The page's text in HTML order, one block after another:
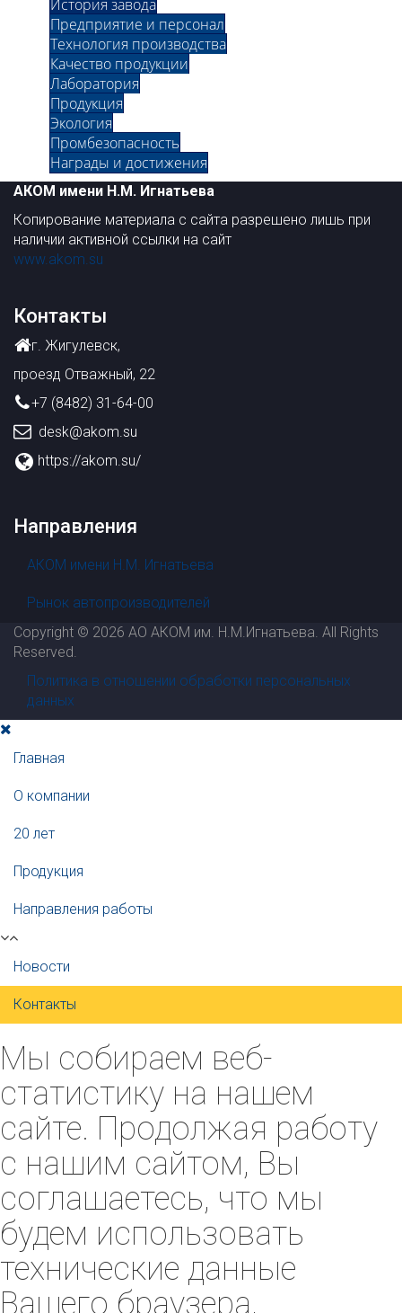
История завода
Предприятие и персонал
Технология производства
Качество продукции
Лаборатория
Продукция
Экология
Промбезопасность
Награды и достижения
АКОМ имени Н.М. Игнатьева
Копирование материала с сайта разрешено лишь при
наличии активной ссылки на сайт
www.akom.su
Контакты
г. Жигулевск,
проезд Отважный, 22
+7 (8482) 31-64-00
desk@akom.su
https://akom.su/
Направления
АКОМ имени Н.М. Игнатьева
Рынок автопроизводителей
Copyright © 2026 АО АКОМ им. Н.М.Игнатьева. All Rights
Reserved.
Политика в отношении обработки персональных
данных
Главная
О компании
20 лет
Продукция
Направления работы
Новости
Контакты
Мы собираем веб-
статистику на нашем
сайте. Продолжая работу
с нашим сайтом, Вы
соглашаетесь, что мы
будем использовать
технические данные
Вашего браузера,